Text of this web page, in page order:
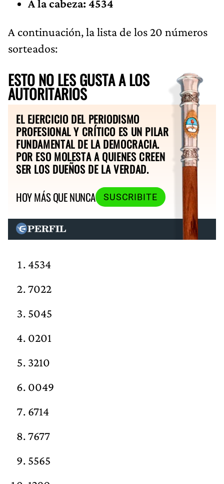
A la cabeza: 4534
A continuación, la lista de los 20 números
sorteados:
ESTO NO LES GUSTA A LOS
AUTORITARIOS
EL EJERCICIO DEL PERIODISMO
PROFESIONAL Y CRÍTICO ES UN PILAR
FUNDAMENTAL DE LA DEMOCRACIA.
POR ESO MOLESTA A QUIENES CREEN
SER LOS DUEÑOS DE LA VERDAD.
HOY MÁS QUE NUNCA
SUSCRIBITE
4534
7022
5045
0201
3210
0049
6714
7677
5565